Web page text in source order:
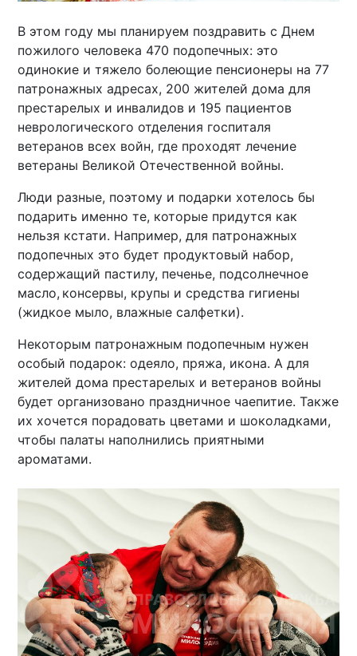
В этом году мы планируем поздравить с Днем
пожилого человека 470 подопечных: это
одинокие и тяжело болеющие пенсионеры на 77
патронажных адресах, 200 жителей дома для
престарелых и инвалидов и 195 пациентов
неврологического отделения госпиталя
ветеранов всех войн, где проходят лечение
ветераны Великой Отечественной войны.
Люди разные, поэтому и подарки хотелось бы
подарить именно те, которые придутся как
нельзя кстати. Например, для патронажных
подопечных это будет продуктовый набор,
содержащий пастилу, печенье, подсолнечное
масло, консервы, крупы и средства гигиены
(жидкое мыло, влажные салфетки).
Некоторым патронажным подопечным нужен
особый подарок: одеяло, пряжа, икона. А для
жителей дома престарелых и ветеранов войны
будет организовано праздничное чаепитие. Также
их хочется порадовать цветами и шоколадками,
чтобы палаты наполнились приятными
ароматами.